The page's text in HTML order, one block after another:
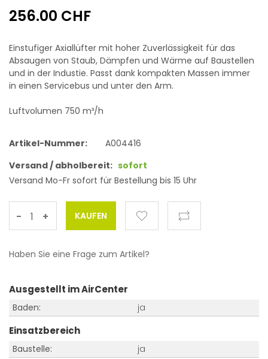
256.00 CHF
Einstufiger Axiallüfter mit hoher Zuverlässigkeit für das
Absaugen von Staub, Dämpfen und Wärme auf Baustellen
und in der Industie. Passt dank kompakten Massen immer
in einen Servicebus und unter den Arm.
Luftvolumen 750 m³/h
Artikel-Nummer:
A004416
Versand / abholbereit: sofort
Versand Mo-Fr sofort für Bestellung bis 15 Uhr
- +
Haben Sie eine Frage zum Artikel?
Ausgestellt im AirCenter
Baden: ja
Einsatzbereich
Baustelle:
ja